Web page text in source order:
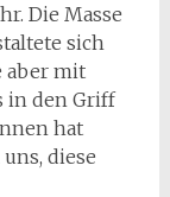
Die Masse
sich
aber mit
in den Griff
hat
diese